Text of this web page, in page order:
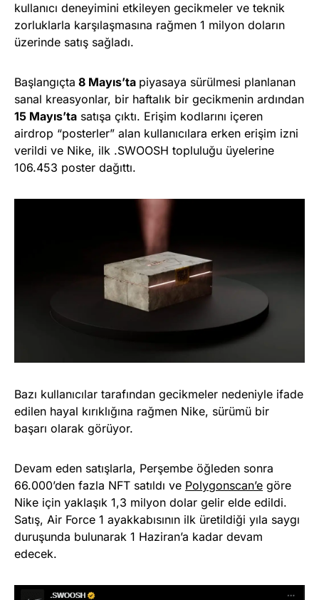
kullanıcı deneyimini etkileyen gecikmeler ve teknik
zorluklarla karşılaşmasına rağmen 1 milyon doların
üzerinde satış sağladı.
Başlangıçta 8 Mayıs’ta piyasaya sürülmesi planlanan
sanal kreasyonlar, bir haftalık bir gecikmenin ardından
15 Mayıs’ta satışa çıktı. Erişim kodlarını içeren
airdrop “posterler” alan kullanıcılara erken erişim izni
verildi ve Nike, ilk .SWOOSH topluluğu üyelerine
106.453 poster dağıttı.
Bazı kullanıcılar tarafından gecikmeler nedeniyle ifade
edilen hayal kırıklığına rağmen Nike, sürümü bir
başarı olarak görüyor.
Devam eden satışlarla, Perşembe öğleden sonra
66.000’den fazla NFT satıldı ve Polygonscan’e göre
Nike için yaklaşık 1,3 milyon dolar gelir elde edildi.
Satış, Air Force 1 ayakkabısının ilk üretildiği yıla saygı
duruşunda bulunarak 1 Haziran’a kadar devam
edecek.